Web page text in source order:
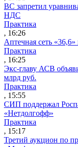
ВС запретил
НДС
Практика
, 16:26
Аптечная сеть
Практика
, 16:25
Экс-главу АСВ
млрд руб.
Практика
, 15:55
СИП поддержал
«Нетдолгофф»
Практика
, 15:17
Третий аукцион по